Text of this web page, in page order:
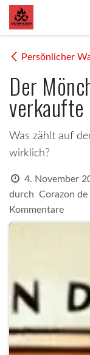
Zum Inhalt springen
Persönlicher
Der
verkaufte
Was zählt auf
wirklich?
4. November
durch Corazon de
Kommentare